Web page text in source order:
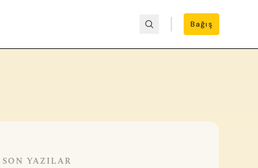
Bağış
SON YAZILAR